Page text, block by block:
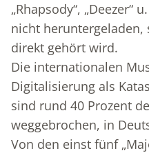
„Rhapsody“, „Deezer“
nicht heruntergeladen,
direkt gehört wird.
Die internationalen
Digitalisierung als
sind rund 40 Prozent
weggebrochen, in
Von den einst fünf